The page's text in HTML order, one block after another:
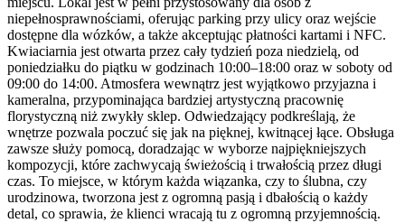
niepełnosprawnościami, oferując parking przy ulicy oraz wejście
dostępne dla wózków, a także akceptując płatności kartami i NFC.
Kwiaciarnia jest otwarta przez cały tydzień poza niedzielą, od
poniedziałku do piątku w godzinach 10:00–18:00 oraz w soboty od
09:00 do 14:00. Atmosfera wewnątrz jest wyjątkowo przyjazna i
kameralna, przypominająca bardziej artystyczną pracownię
florystyczną niż zwykły sklep. Odwiedzający podkreślają, że
wnętrze pozwala poczuć się jak na pięknej, kwitnącej łące. Obsługa
zawsze służy pomocą, doradzając w wyborze najpiękniejszych
kompozycji, które zachwycają świeżością i trwałością przez długi
czas. To miejsce, w którym każda wiązanka, czy to ślubna, czy
urodzinowa, tworzona jest z ogromną pasją i dbałością o każdy
detal, co sprawia, że klienci wracają tu z ogromną przyjemnością.